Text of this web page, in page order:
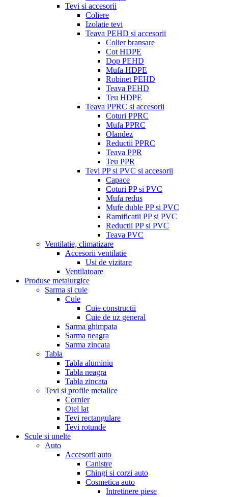
Tevi si accesorii
Coliere
Izolatie tevi
Teava PEHD si accesorii
Colier bransare
Cot HDPE
Dop PEHD
Mufa HDPE
Robinet PEHD
Teava PEHD
Teu HDPE
Teava PPRC si accesorii
Coturi PPRC
Mufa PPRC
Olandez
Reductii PPRC
Teava PPR
Teu PPR
Tevi PP si PVC si accesorii
Capace
Coturi PP si PVC
Mufa redus
Mufe duble PP si PVC
Ramificatii PP si PVC
Reductii PP si PVC
Teava PVC
Ventilatie, climatizare
Accesorii ventilatie
Usi de vizitare
Ventilatoare
Produse metalurgice
Sarma si cuie
Cuie
Cuie constructii
Cuie de uz general
Sarma ghimpata
Sarma neagra
Sarma zincata
Tabla
Tabla aluminiu
Tabla neagra
Tabla zincata
Tevi si profile metalice
Cornier
Otel lat
Tevi rectangulare
Tevi rotunde
Scule si unelte
Auto
Accesorii auto
Canistre
Chingi si corzi auto
Cosmetica auto
Intretinere piese